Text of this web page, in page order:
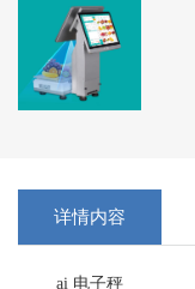
详情内容
ai 电子秤